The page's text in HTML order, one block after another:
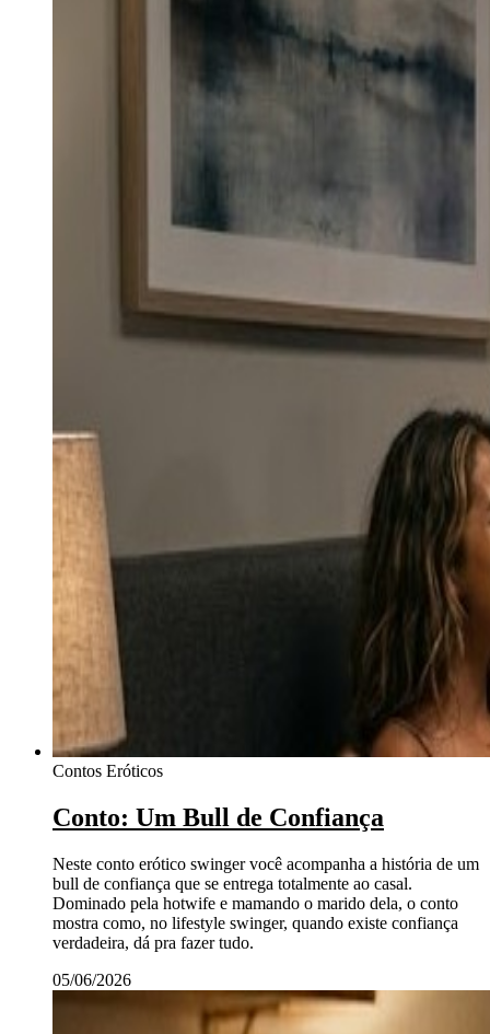
Contos Eróticos
Conto: Um Bull de Confiança
Neste conto erótico swinger você acompanha a história de um
bull de confiança que se entrega totalmente ao casal.
Dominado pela hotwife e mamando o marido dela, o conto
mostra como, no lifestyle swinger, quando existe confiança
verdadeira, dá pra fazer tudo.
05/06/2026